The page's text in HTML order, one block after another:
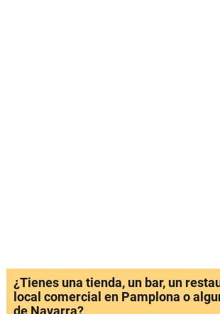
¿Tienes una tienda, un bar, un
local comercial en Pamplona o
de Navarra?